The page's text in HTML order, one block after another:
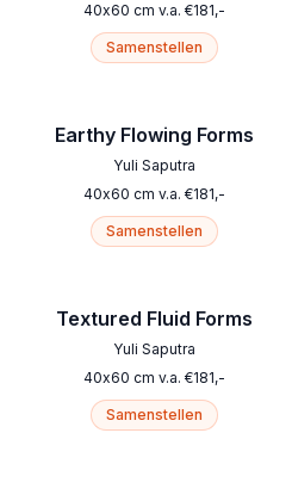
40x60 cm v.a. €181,-
Samenstellen
Earthy Flowing Forms
Yuli Saputra
40x60 cm v.a. €181,-
Samenstellen
Textured Fluid Forms
Yuli Saputra
40x60 cm v.a. €181,-
Samenstellen